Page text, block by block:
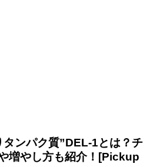
タンパク質”DEL-1とは？チ
増やし方も紹介！